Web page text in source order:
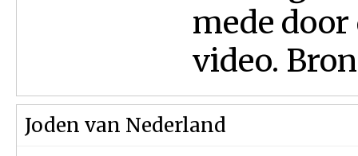
mede
video.
Joden van Nederland